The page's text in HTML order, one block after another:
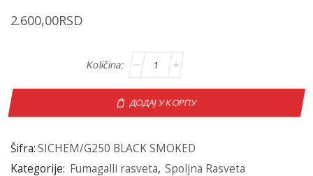
2.600,00RSD
ДОДАЈ У КОРПУ
Šifra:SICHEM/G250 BLACK SMOKED
Kategorije: Fumagalli rasveta, Spoljna Rasveta